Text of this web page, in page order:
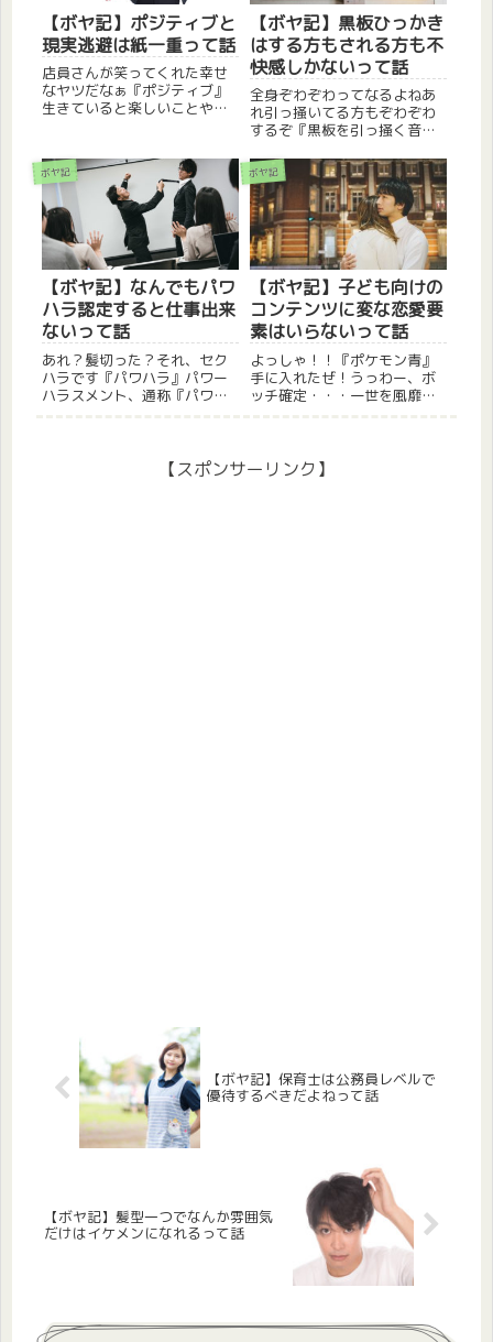
【ボヤ記】ポジティブと
現実逃避は紙一重って話
店員さんが笑ってくれた幸せ
なヤツだなぁ『ポジティブ』
生きていると楽しいことや辛
いる筈なのに、何故だか辛い
ことばかり覚えているのが人
間です。辛いことの方が記憶
に残りやすいのは分かるので
すが、...
【ボヤ記】黒板ひっかき
はする方もされる方も不
快感しかないって話
全身ぞわぞわってなるよねあ
れ引っ掻いてる方もぞわぞわ
するぞ『黒板を引っ掻く音』
板を引っ掻けるかゲームをよ
く友達としていた。なんとも
まぁくだらない度胸試しみた
いな遊びだが、とにかく周り
からは「不快だから辞めてく
れ！」...
ボヤ記
【ボヤ記】なんでもパワ
ハラ認定すると仕事出来
ないって話
あれ？髪切った？それ、セク
ハラです『パワハラ』パワー
ハラスメント、通称『パワハ
んな『パワハラ』の話。まず
はパワハラを理解した方がい
ボヤ記
【ボヤ記】子ども向けの
コンテンツに変な恋愛要
素はいらないって話
よっしゃ！！『ポケモン青』
手に入れたぜ！うっわー、ボ
ッチ確定・・・一世を風靡し
学生の頃がモロに世代で。
『赤』と『緑』が発売され
【スポンサーリンク】
【ボヤ記】保育士は公務員レベルで
優待するべきだよねって話
【ボヤ記】髪型一つでなんか雰囲気
だけはイケメンになれるって話